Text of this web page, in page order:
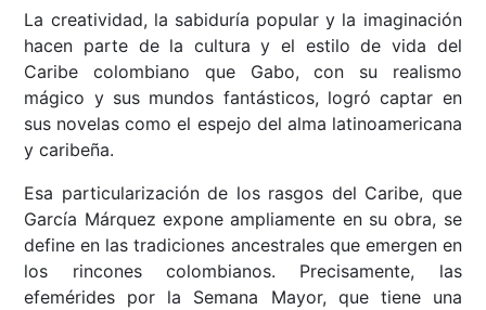
La creatividad, la sabiduría popular y la imaginación
hacen parte de la cultura y el estilo de vida del
Caribe colombiano que Gabo, con su realismo
mágico y sus mundos fantásticos, logró captar en
sus novelas como el espejo del alma latinoamericana
y caribeña.
Esa particularización de los rasgos del Caribe, que
García Márquez expone ampliamente en su obra, se
define en las tradiciones ancestrales que emergen en
los rincones colombianos. Precisamente, las
efemérides por la Semana Mayor, que tiene una